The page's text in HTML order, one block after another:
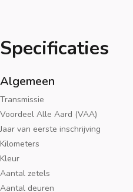
Specificaties
Algemeen
Transmissie
Voordeel Alle Aard (VAA)
Jaar van eerste inschrijving
Kilometers
Kleur
Aantal zetels
Aantal deuren